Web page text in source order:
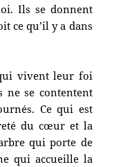
Ils se donnent
ce qu’il y a dans
vivent leur foi
ne se contentent
Ce qui est
du cœur et la
qui porte de
qui accueille la